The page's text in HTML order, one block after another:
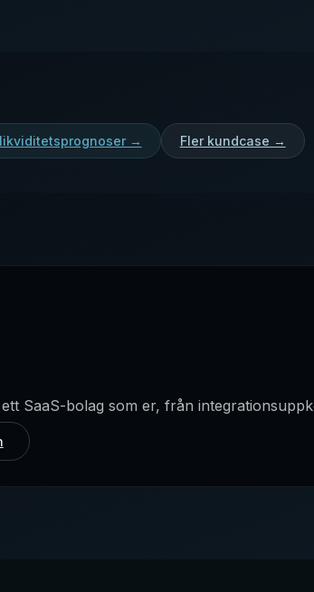
→ Fler kundcase →
SaaS-bolag som er, från